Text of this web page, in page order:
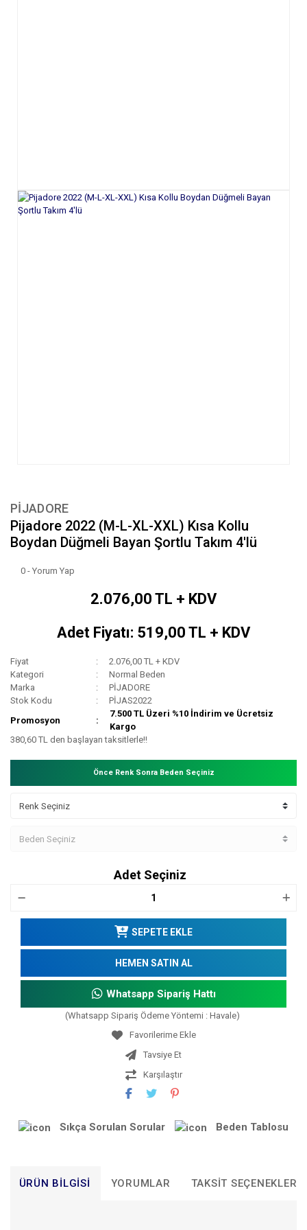
PİJADORE
Pijadore 2022 (M-L-XL-XXL) Kısa Kollu
Boydan Düğmeli Bayan Şortlu Takım 4'lü
0 - Yorum Yap
2.076,00 TL + KDV
Adet Fiyatı: 519,00 TL + KDV
Fiyat
2.076,00 TL + KDV
Kategori
Normal Beden
Marka
PİJADORE
Stok Kodu
PİJAS2022
Promosyon
7.500 TL Üzeri %10 İndirim ve Ücretsiz
Kargo
380,60 TL den başlayan taksitlerle!!
Önce Renk Sonra Beden Seçiniz
Adet Seçiniz
SEPETE EKLE
HEMEN SATIN AL
Whatsapp Sipariş Hattı
(Whatsapp Sipariş Ödeme Yöntemi : Havale)
Tavsiye Et
Karşılaştır
Sıkça Sorulan Sorular Beden Tablosu
ÜRÜN BILGISI YORUMLAR TAKSIT SEÇENEKLERI